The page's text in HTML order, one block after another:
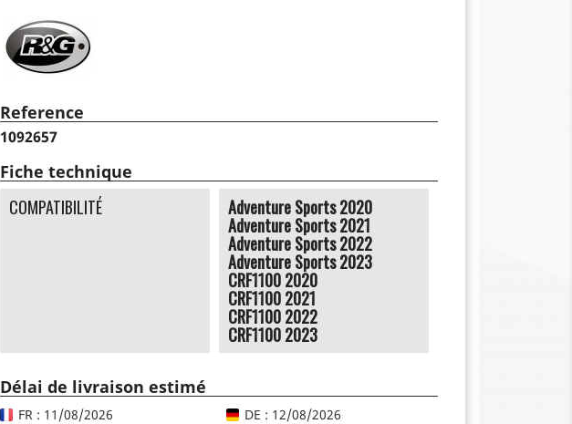
Reference
1092657
Fiche technique
COMPATIBILITÉ Adventure Sports 2020
Adventure Sports 2021
Adventure Sports 2022
Adventure Sports 2023
CRF1100 2020
CRF1100 2021
CRF1100 2022
CRF1100 2023
Délai de livraison estimé
FR : 11/08/2026
DE : 12/08/2026